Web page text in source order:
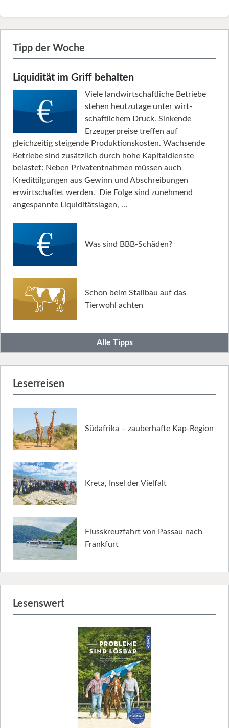
Tipp der Woche
Liquidität im Griff behalten
Viele landwirtschaftliche Betriebe
stehen heutzutage unter wirt­
schaftlichem Druck. Sinkende
Erzeugerpreise treffen auf
gleichzeitig steigende Produktionskosten. Wachsende
Betriebe sind zusätzlich durch hohe Kapitaldienste
belastet: Neben Privatentnahmen müssen auch
Kredittilgungen aus Gewinn und Abschreibungen
erwirtschaftet werden. Die Folge sind zunehmend
angespannte Liquiditätslagen, …
Was sind BBB-Schäden?
Schon beim Stallbau auf das
Tierwohl achten
Alle Tipps
Leserreisen
Südafrika – zauberhafte Kap-Region
Kreta, Insel der Vielfalt
Flusskreuzfahrt von Passau nach
Frankfurt
Lesenswert